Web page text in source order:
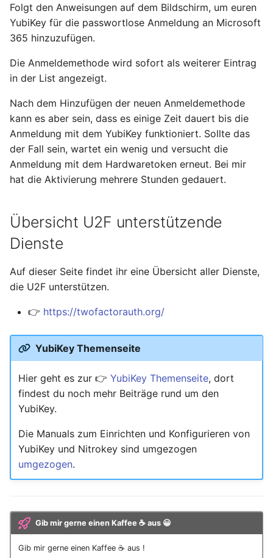
Dezember 2010
November 2010
Oktober 2010
September 2010
Folgt den Anweisungen auf dem Bildschirm, um euren
YubiKey für die passwortlose Anmeldung an Microsoft
365 hinzuzufügen.
Die Anmeldemethode wird sofort als weiterer Eintrag
in der List angezeigt.
Nach dem Hinzufügen der neuen Anmeldemethode
kann es aber sein, dass es einige Zeit dauert bis die
Anmeldung mit dem YubiKey funktioniert. Sollte das
der Fall sein, wartet ein wenig und versucht die
Anmeldung mit dem Hardwaretoken erneut. Bei mir
hat die Aktivierung mehrere Stunden gedauert.
Übersicht U2F unterstützende
Dienste
Auf dieser Seite findet ihr eine Übersicht aller Dienste,
die U2F unterstützen.
👉 https://twofactorauth.org/
YubiKey Themenseite
Hier geht es zur 👉 YubiKey Themenseite, dort
findest du noch mehr Beiträge rund um den
YubiKey.
Die Manuals zum Einrichten und Konfigurieren von
YubiKey und Nitrokey sind umgezogen
umgezogen.
Gib mir gerne einen Kaffee ☕ aus 😀
Gib mir gerne einen Kaffee ☕ aus !